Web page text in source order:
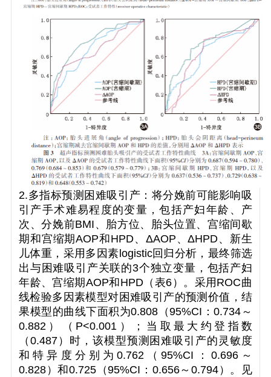
2.多指标预测困难吸引产：将分娩前可能影响吸
引产手术难易程度的变量，包括产妇年龄、产
次、分娩前BMI、胎方位、胎头位置、宫缩间歇
期和宫缩期AOP和HPD、ΔAOP、ΔHPD、新生
儿体重，采用多因素logistic回归分析，最终筛选
出与困难吸引产关联的3个独立变量，包括产妇
年龄、宫缩期AOP和HPD（表6）。采用ROC曲
线检验多因素模型对困难吸引产的预测价值，结
果模型的曲线下面积为0.808（95%CI ：0.734～
0.882）（ P<0.001）；当取最大约登指数
（0.487）时，该模型预测困难吸引产的灵敏度
和特异度分别为0.762（95%CI ：0.696～
0.828）和0.725（95%CI ：0.656～0.794）。见